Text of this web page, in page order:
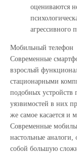
оцениваются
агрессивного
Мобильный телефон
Современные
взрослый
стационарными
подобных устройств
уязвимостей в них
же самое касается и
Современные
настольные аналоги,
собой большую